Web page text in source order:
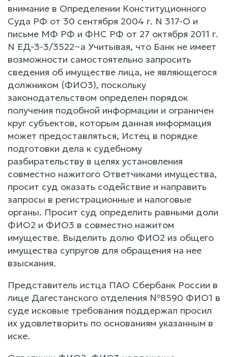
внимание в Определении Конституционного
Суда РФ от 30 сентября 2004 г. N 317-O и
письме МФ РФ и ФНС РФ от 27 октября 2011 г.
N ЕД-3-3/3522~а Учитывая, что Банк не имеет
возможности самостоятельно запросить
сведения об имуществе лица, не являющегося
должником (ФИО3), поскольку
законодательством определен порядок
получения подобной информации и ограничен
круг субъектов, которым данная информация
может предоставляться, Истец в порядке
подготовки дела к судебному
разбирательству в целях установления
совместно нажитого Ответчиками имущества,
просит суд оказать содействие и направить
запросы в регистрационные и налоговые
органы. Просит суд определить равными доли
ФИО2 и ФИО3 в совместно нажитом
имуществе. Выделить долю ФИО2 из общего
имущества супругов для обращения на нее
взыскания.
Представитель истца ПАО Сбербанк России в
лице Дагестанского отделения №8590 ФИО1 в
суде исковые требования поддержал просил
их удовлетворить по основаниям указанным в
иске.